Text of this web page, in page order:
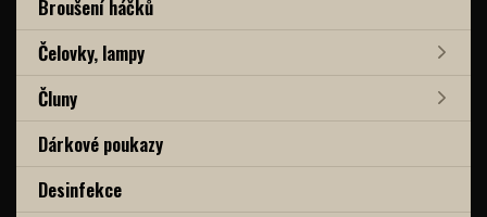
Broušení háčků
Čelovky, lampy
Čluny
Dárkové poukazy
Desinfekce